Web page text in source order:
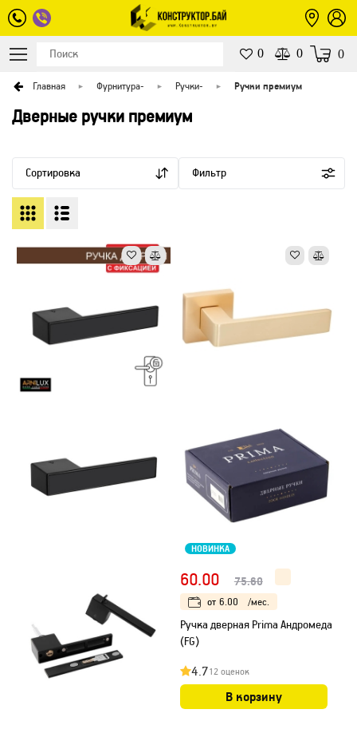
0 0 0
Главная Фурнитура- Ручки- Ручки премиум
Дверные ручки премиум
Сортировка Фильтр
НОВИНКА
60.00 75.60
от 6.00 /мес.
Ручка дверная Prima Андромеда
(FG)
4.712 оценок
В корзину